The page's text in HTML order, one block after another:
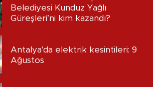
Belediyesi Kunduz Yağlı
Güreşleri’ni kim kazandı?
Antalya'da elektrik kesintileri: 9
Ağustos